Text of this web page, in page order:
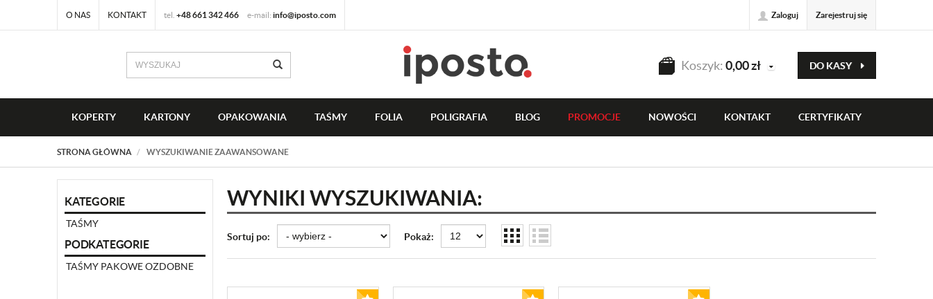
O NAS KONTAKT tel. +48 661 342 466 e-mail: info@iposto.com Zaloguj Zarejestruj się
Koszyk: 0,00zł DO KASY
KOPERTY KARTONY OPAKOWANIA TAŚMY FOLIA POLIGRAFIA BLOG PROMOCJE NOWOŚCI KONTAKT CERTYFIKATY
STRONA GŁÓWNA WYSZUKIWANIE ZAAWANSOWANE
KATEGORIE
TAŚMY
PODKATEGORIE
TAŚMY PAKOWE OZDOBNE
WYNIKI WYSZUKIWANIA:
Sortuj po: Pokaż: